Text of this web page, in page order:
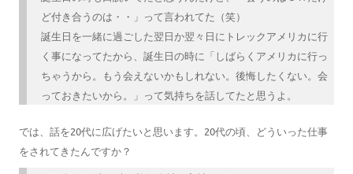
ど付き合うのは・・」って言われてた（笑）
誕生日を一緒に過ごした翌日か翌々日にトレックアメリカに行
く事になってたから、誕生日の時に「しばらくアメリカに行っ
ちゃうから。もう会えないかもしれない。後悔したくない。会
っておきたいから。」って気持ちを話してたと思うよ。
では、話を20代に広げたいと思います。20代の頃、どういった仕事
をされてきたんですか？